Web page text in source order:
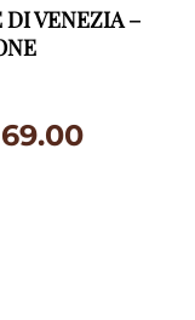
DI VENEZIA –